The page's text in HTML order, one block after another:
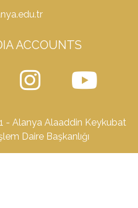
ACCOUNTS
- Alanya Alaaddin Keykubat
Daire Başkanlığı